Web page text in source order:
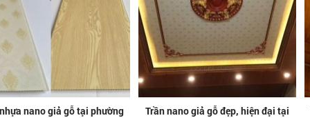
nano giả gỗ tại phường
Trần nano giả gỗ đẹp, hiện đại tại